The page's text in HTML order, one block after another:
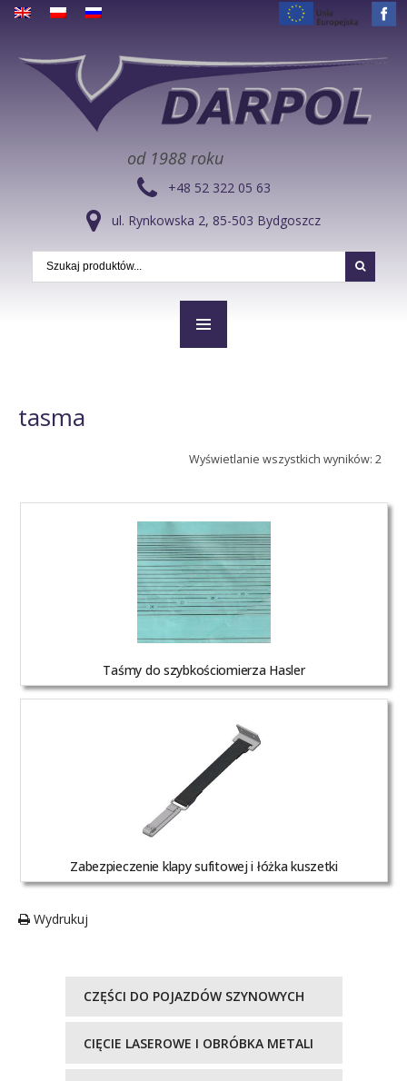
od 1988 roku
+48 52 322 05 63
ul. Rynkowska 2, 85-503 Bydgoszcz
tasma
Wyświetlanie wszystkich wyników: 2
Taśmy do szybkościomierza Hasler
Zabezpieczenie klapy sufitowej i łóżka kuszetki
Wydrukuj
CZĘŚCI DO POJAZDÓW SZYNOWYCH
CIĘCIE LASEROWE I OBRÓBKA METALI